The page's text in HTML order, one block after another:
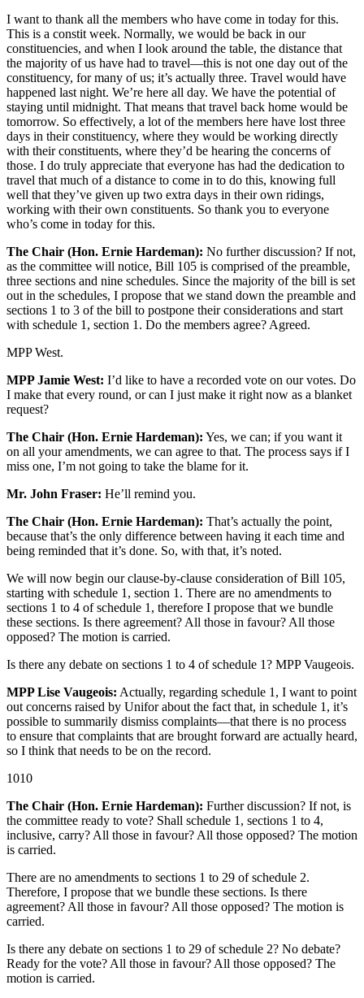
I want to thank all the members who have come in today for this.
This is a constit week. Normally, we would be back in our
constituencies, and when I look around the table, the distance that
the majority of us have had to travel—this is not one day out of the
constituency, for many of us; it’s actually three. Travel would have
happened last night. We’re here all day. We have the potential of
staying until midnight. That means that travel back home would be
tomorrow. So effectively, a lot of the members here have lost three
days in their constituency, where they would be working directly
with their constituents, where they’d be hearing the concerns of
those. I do truly appreciate that everyone has had the dedication to
travel that much of a distance to come in to do this, knowing full
well that they’ve given up two extra days in their own ridings,
working with their own constituents. So thank you to everyone
who’s come in today for this.
The Chair (Hon. Ernie Hardeman): No further discussion? If not,
as the committee will notice, Bill 105 is comprised of the preamble,
three sections and nine schedules. Since the majority of the bill is set
out in the schedules, I propose that we stand down the preamble and
sections 1 to 3 of the bill to postpone their considerations and start
with schedule 1, section 1. Do the members agree? Agreed.
MPP West.
MPP Jamie West: I’d like to have a recorded vote on our votes. Do
I make that every round, or can I just make it right now as a blanket
request?
The Chair (Hon. Ernie Hardeman): Yes, we can; if you want it
on all your amendments, we can agree to that. The process says if I
miss one, I’m not going to take the blame for it.
Mr. John Fraser: He’ll remind you.
The Chair (Hon. Ernie Hardeman): That’s actually the point,
because that’s the only difference between having it each time and
being reminded that it’s done. So, with that, it’s noted.
We will now begin our clause-by-clause consideration of Bill 105,
starting with schedule 1, section 1. There are no amendments to
sections 1 to 4 of schedule 1, therefore I propose that we bundle
these sections. Is there agreement? All those in favour? All those
opposed? The motion is carried.
Is there any debate on sections 1 to 4 of schedule 1? MPP Vaugeois.
MPP Lise Vaugeois: Actually, regarding schedule 1, I want to point
out concerns raised by Unifor about the fact that, in schedule 1, it’s
possible to summarily dismiss complaints—that there is no process
to ensure that complaints that are brought forward are actually heard,
so I think that needs to be on the record.
1010
The Chair (Hon. Ernie Hardeman): Further discussion? If not, is
the committee ready to vote? Shall schedule 1, sections 1 to 4,
inclusive, carry? All those in favour? All those opposed? The motion
is carried.
There are no amendments to sections 1 to 29 of schedule 2.
Therefore, I propose that we bundle these sections. Is there
agreement? All those in favour? All those opposed? The motion is
carried.
Is there any debate on sections 1 to 29 of schedule 2? No debate?
Ready for the vote? All those in favour? All those opposed? The
motion is carried.